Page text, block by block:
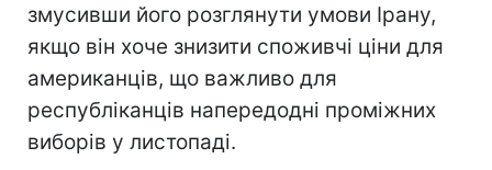
змусивши його розглянути умови Ірану,
якщо він хоче знизити споживчі ціни для
американців, що важливо для
республіканців напередодні проміжних
виборів у листопаді.